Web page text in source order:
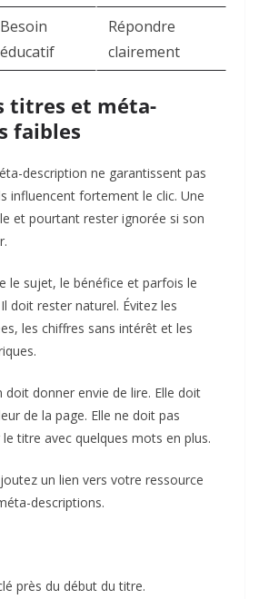
Besoin
éducatif
Répondre
clairement
titres et méta-
faibles
description ne garantissent pas
influencent fortement le clic. Une
et pourtant rester ignorée si son
le sujet, le bénéfice et parfois le
doit rester naturel. Évitez les
les chiffres sans intérêt et les
donner envie de lire. Elle doit
de la page. Elle ne doit pas
titre avec quelques mots en plus.
un lien vers votre ressource
descriptions.
près du début du titre.